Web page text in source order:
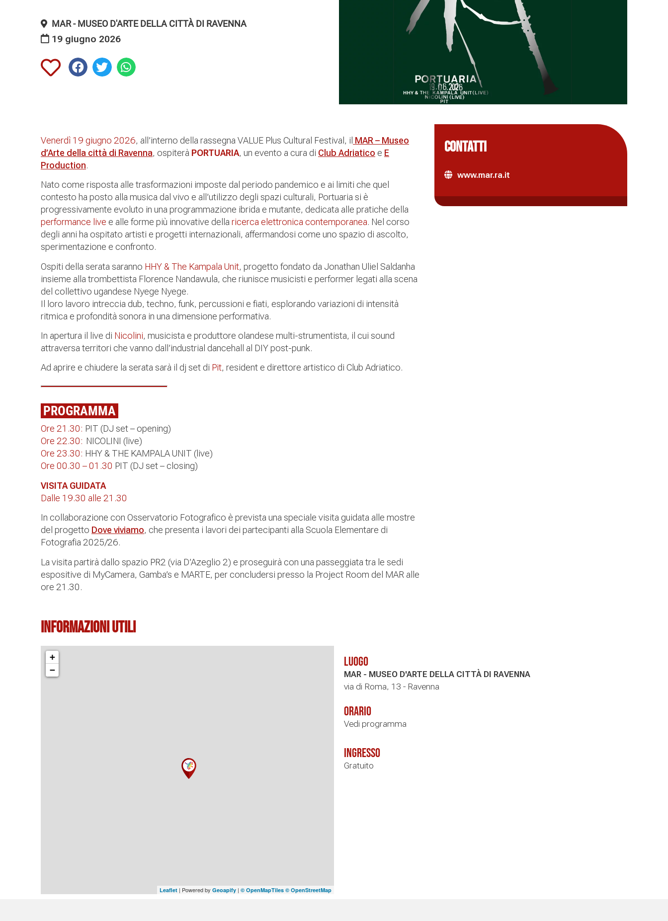
MAR - MUSEO D'ARTE DELLA CITTÀ DI RAVENNA
19 giugno 2026
Venerdì 19 giugno 2026, all’interno della rassegna VALUE Plus Cultural Festival, il MAR – Museo
d’Arte della città di Ravenna, ospiterà PORTUARIA, un evento a cura di Club Adriatico e E
Production.
Nato come risposta alle trasformazioni imposte dal periodo pandemico e ai limiti che quel
contesto ha posto alla musica dal vivo e all’utilizzo degli spazi culturali, Portuaria si è
progressivamente evoluto in una programmazione ibrida e mutante, dedicata alle pratiche della
performance live e alle forme più innovative dellaricerca elettronica contemporanea. Nel corso
degli anni ha ospitato artisti e progetti internazionali, affermandosi come uno spazio di ascolto,
sperimentazione e confronto.
Ospiti della serata saranno HHY & The Kampala Unit, progetto fondato da Jonathan Uliel Saldanha
insieme alla trombettista Florence Nandawula, che riunisce musicisti e performer legati alla scena
del collettivo ugandese Nyege Nyege.
Il loro lavoro intreccia dub, techno, funk, percussioni e fiati, esplorando variazioni di intensità
ritmica e profondità sonora in una dimensione performativa.
In apertura il live di Nicolini, musicista e produttore olandese multi-strumentista, il cui sound
attraversa territori che vanno dall’industrial dancehall al DIY post-punk.
Ad aprire e chiudere la serata sarà il dj set di Pit, resident e direttore artistico di Club Adriatico.
PROGRAMMA
Ore 21.30: PIT (DJ set – opening)
Ore 22.30: NICOLINI (live)
Ore 23.30: HHY & THE KAMPALA UNIT (live)
Ore 00.30 – 01.30 PIT (DJ set – closing)
VISITA GUIDATA
Dalle 19.30 alle 21.30
In collaborazione con Osservatorio Fotografico è prevista una speciale visita guidata alle mostre
del progetto Dove viviamo, che presenta i lavori dei partecipanti alla Scuola Elementare di
Fotografia 2025/26.
La visita partirà dallo spazio PR2 (via D’Azeglio 2) e proseguirà con una passeggiata tra le sedi
espositive di MyCamera, Gamba’s e MARTE, per concludersi presso la Project Room del MAR alle
ore 21.30.
CONTATTI
www.mar.ra.it
Informazioni Utili
+
−
Leaflet | Powered by Geoapify | © OpenMapTiles © OpenStreetMap
Luogo
MAR - MUSEO D'ARTE DELLA CITTÀ DI RAVENNA
via di Roma, 13 - Ravenna
Orario
Vedi programma
Ingresso
Gratuito